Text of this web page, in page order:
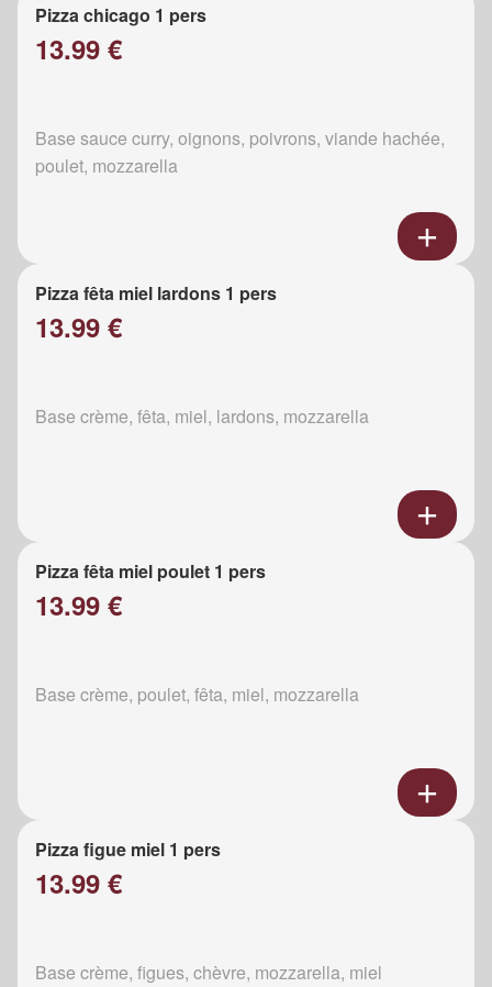
Pizza chicago 1 pers
13.99 €
Base sauce curry, oignons, poivrons, viande hachée,
poulet, mozzarella
Pizza fêta miel lardons 1 pers
13.99 €
Base crème, fêta, miel, lardons, mozzarella
Pizza fêta miel poulet 1 pers
13.99 €
Base crème, poulet, fêta, miel, mozzarella
Pizza figue miel 1 pers
13.99 €
Base crème, figues, chèvre, mozzarella, miel